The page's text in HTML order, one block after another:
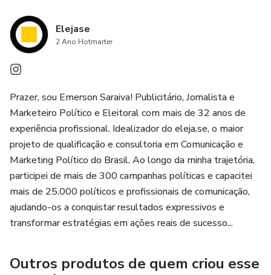
Elejase
2 Ano Hotmarter
Prazer, sou Emerson Saraiva! Publicitário, Jornalista e
Marketeiro Político e Eleitoral com mais de 32 anos de
experiência profissional. Idealizador do eleja.se, o maior
projeto de qualificação e consultoria em Comunicação e
Marketing Político do Brasil. Ao longo da minha trajetória,
participei de mais de 300 campanhas políticas e capacitei
mais de 25.000 políticos e profissionais de comunicação,
ajudando-os a conquistar resultados expressivos e
transformar estratégias em ações reais de sucesso...
Outros produtos de quem criou esse